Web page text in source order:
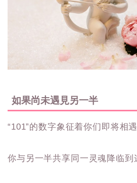
如果尚未遇見另一半
“101”的数字象征着你们即将相遇
你与另一半共享同一灵魂降临到